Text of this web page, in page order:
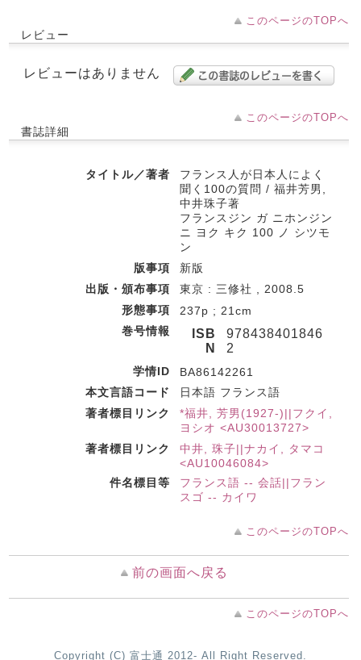
このページのTOPへ
レビュー
レビューはありません
このページのTOPへ
書誌詳細
タイトル／著者
フランス人が日本人によく
聞く100の質問 / 福井芳男,
中井珠子著
フランスジン ガ ニホンジン
ニ ヨク キク 100 ノ シツモ
ン
版事項
新版
出版・頒布事項
東京 : 三修社 , 2008.5
形態事項
237p ; 21cm
巻号情報
ISB
N
978438401846
2
学情ID
BA86142261
本文言語コード
日本語 フランス語
著者標目リンク
*福井, 芳男(1927-)||フクイ,
ヨシオ <AU30013727>
著者標目リンク
中井, 珠子||ナカイ, タマコ
<AU10046084>
件名標目等
フランス語 -- 会話||フラン
スゴ -- カイワ
このページのTOPへ
前の画面へ戻る
このページのTOPへ
Copyright (C) 富士通 2012- All Right Reserved.